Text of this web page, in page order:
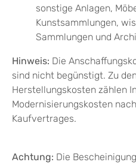
sonstige Anlagen,
Kunstsammlungen,
Sammlungen und
Hinweis: Die
sind nicht begünstigt. Zu
Herstellungskosten zählen
Modernisierungskosten
Kaufvertrages.
Achtung: Die